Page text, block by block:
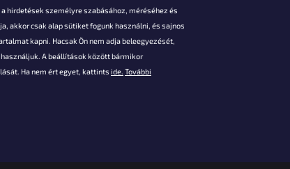
hirdetések személyre szabásához, méréséhez és
akkor csak alap sütiket fogunk használni, és sajnos
kapni. Hacsak Ön nem adja beleegyezését,
A beállítások között bármikor
Ha nem ért egyet, kattints ide. További